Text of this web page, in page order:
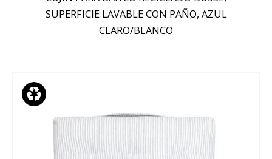
SUPERFICIE LAVABLE CON PAÑO, AZUL
CLARO/BLANCO